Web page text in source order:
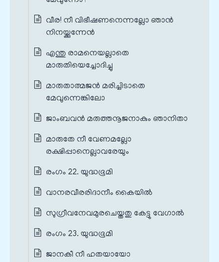
വീര! നീ വിഭീഷണനെന്നല്ലോ ഞാൻ
നിനയ്ക്കുന്നേൻ
എന്തു രാമനെയല്ലാതെ
മാരുതിയെച്ചോദിച്ചു
മാരുതാത്മജൻ മരിച്ചിടാതെ
മേവുന്നെങ്കിലോ
ജാംബവൻ മരുത്തനൂജനാകും ഞാനിതാ
മാരുതേ നീ വേണമല്ലോ
രക്ഷിപ്പാനെല്ലാവരേയും
രംഗം 22. യുദ്ധഭൂമി
വാനരവീരരിദാനീം കൈയിൽ
സുഗ്രീവനേവമുരചെയ്തതു കേട്ടു വേഗാൽ
രംഗം 23. യുദ്ധഭൂമി
ജാനകീ നീ ഹതയായോ